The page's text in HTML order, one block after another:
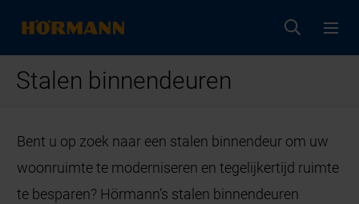
Stalen binnendeuren
Bent u op zoek naar een stalen binnendeur om uw
woonruimte te moderniseren en tegelijkertijd ruimte
te besparen? Hörmann’s stalen binnendeuren